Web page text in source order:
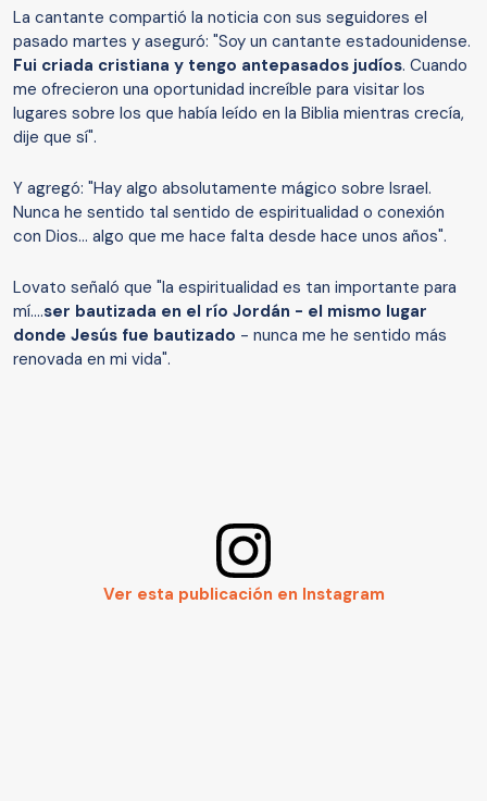
La cantante compartió la noticia con sus seguidores el
pasado martes y aseguró: "Soy un cantante estadounidense.
Fui criada cristiana y tengo antepasados ​​judíos. Cuando
me ofrecieron una oportunidad increíble para visitar los
lugares sobre los que había leído en la Biblia mientras crecía,
dije que sí".
Y agregó: "Hay algo absolutamente mágico sobre Israel.
Nunca he sentido tal sentido de espiritualidad o conexión
con Dios... algo que me hace falta desde hace unos años".
Lovato señaló que "la espiritualidad es tan importante para
mí....ser bautizada en el río Jordán - el mismo lugar
donde Jesús fue bautizado - nunca me he sentido más
renovada en mi vida".
Ver esta publicación en Instagram